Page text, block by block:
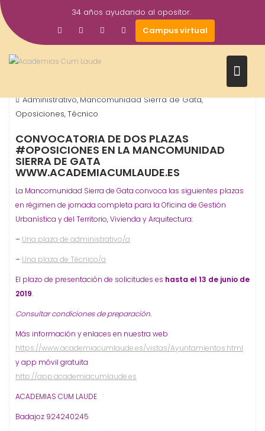
Saltar
al
contenido
34 años ayudando al opositor.
Campus virtual
May
2019
academiacumlaudeoposiciones
Administrativo,Mancomunidad Sierra de Gata,
Oposiciones,Técnico
CONVOCATORIA DE DOS PLAZAS
#OPOSICIONES EN LA MANCOMUNIDAD
SIERRA DE GATA
WWW.ACADEMIACUMLAUDE.ES
La Mancomunidad Sierra de Gata convoca las siguientes plazas
en régimen de jornada completa para la Oficina de Gestión
Urbanística y del Territorio, Vivienda y Arquitectura:
– Una plaza de administrativo/a
– Una plaza de Técnico/a
El plazo de presentación de solicitudes es hasta el 13 de junio de
2019.
Consultar condiciones de preparación.
Más información y enlaces en nuestra web
https://www.academiacumlaude.es/vistas/Ayuntamientos.html
y app móvil gratuita
http://app.academiacumlaude.es
ACADEMIAS CUM LAUDE
Badajoz 924240245